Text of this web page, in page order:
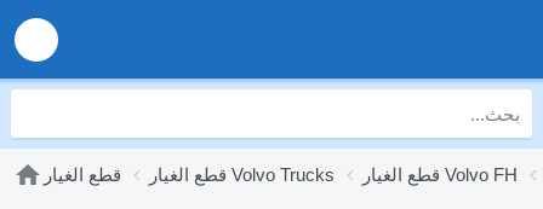
قطع الغيار قطع الغيار Volvo Trucks قطع الغيار Volvo FH